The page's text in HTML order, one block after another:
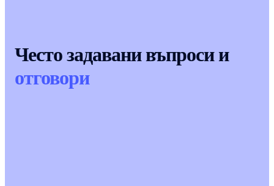
Често задавани въпроси и
отговори